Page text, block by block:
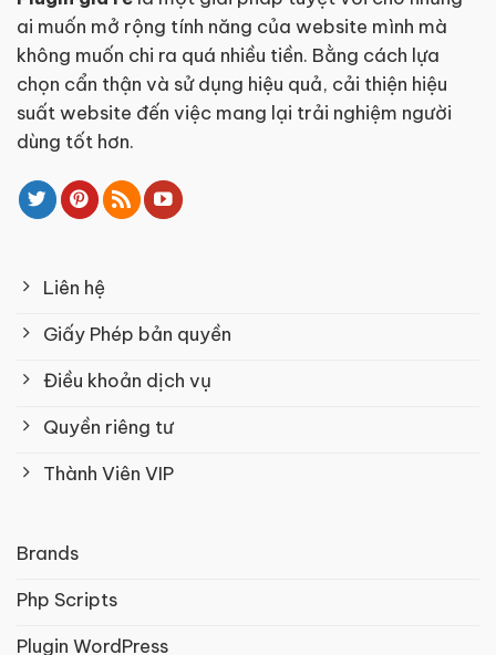
ai muốn mở rộng tính năng của website mình mà
không muốn chi ra quá nhiều tiền. Bằng cách lựa
chọn cẩn thận và sử dụng hiệu quả, cải thiện hiệu
suất website đến việc mang lại trải nghiệm người
dùng tốt hơn.
Liên hệ
Giấy Phép bản quyền
Điều khoản dịch vụ
Quyền riêng tư
Thành Viên VIP
Brands
Php Scripts
Plugin WordPress